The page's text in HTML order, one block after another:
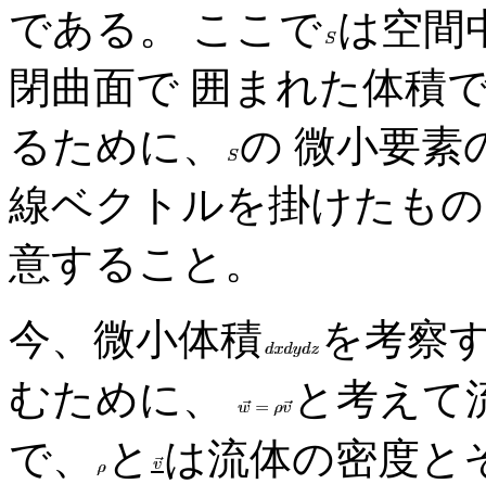
である。 ここで は空間
閉曲面で 囲まれた体積
るために、
の 微小要素
線ベクトルを掛けたも
意すること。
今、微小体積
を考察
むために、
と考えて
で、
と は流体の密度と